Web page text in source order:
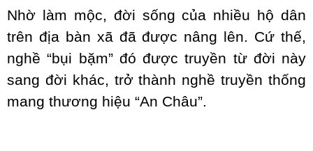
Nhờ làm mộc, đời sống của nhiều hộ dân
trên địa bàn xã đã được nâng lên. Cứ thế,
nghề “bụi bặm” đó được truyền từ đời này
sang đời khác, trở thành nghề truyền thống
mang thương hiệu “An Châu”.